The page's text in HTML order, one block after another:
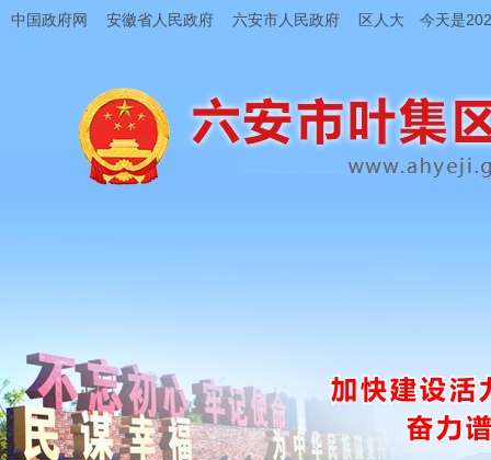
中国政府网 安徽省人民政府 六安市人民政府 区人大 今天是